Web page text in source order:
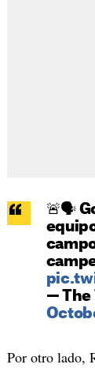
🚨🗣️
— The
Por otro lado,